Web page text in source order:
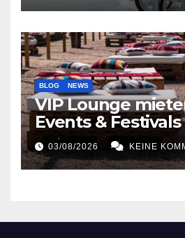
BLOG NEWS
VIP Lounge
Events & Festivals
03/08/2026 KEINE